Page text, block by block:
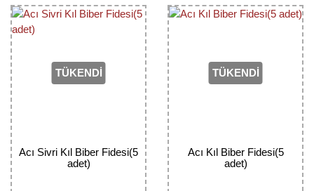
TÜKENDİ
Acı Sivri Kıl Biber Fidesi(5
adet)
TÜKENDİ
Acı Kıl Biber Fidesi(5
adet)
Nektarin Fidanı
Pepino Fidanı